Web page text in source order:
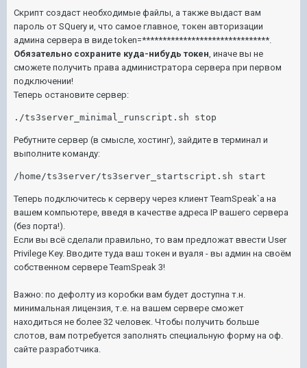
Скрипт создаст необходимые файлы, а также выдаст вам
пароль от SQuery и, что самое главное, токен авторизации
админа сервера в виде token=*******************************.
Обязательно сохраните куда-нибудь токен , иначе вы не
сможете получить права администратора сервера при первом
подключении!
Теперь остановите сервер:
./ts3server_minimal_runscript.sh stop
Ребутните сервер (в смысле, хостинг), зайдите в терминал и
выполните команду:
/home/ts3server/ts3server_startscript.sh start
Теперь подключитесь к серверу через клиент TeamSpeak`а на
вашем компьютере, введя в качестве адреса IP вашего сервера
(без порта!).
Если вы всё сделали правильно, то вам предложат ввести User
Privilege Key. Вводите туда ваш токен и вуаля - вы админ на своём
собственном сервере TeamSpeak 3!
Важно: по дефолту из коробки вам будет доступна т.н.
минимальная лицензия, т.е. на вашем сервере сможет
находиться не более 32 человек. Чтобы получить больше
слотов, вам потребуется заполнять специальную форму на оф.
сайте разработчика.